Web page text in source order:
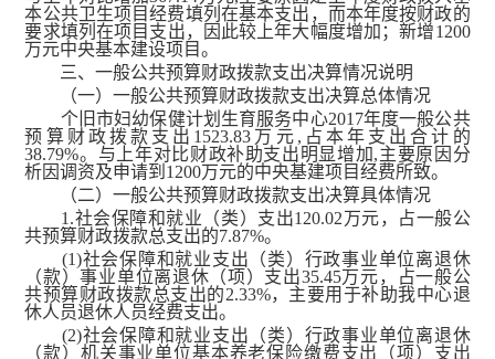
本公共卫生项目经费填列在基本支出，而本年度按财政的
要求填列在项目支出，因此较上年大幅度增加；新增1200
万元中央基本建设项目。
三、一般公共预算财政拨款支出决算情况说明
（一）一般公共预算财政拨款支出决算总体情况
个旧市妇幼保健计划生育服务中心2017年度一般公共
预算财政拨款支出1523.83万元,占本年支出合计的
38.79%。与上年对比财政补助支出明显增加,主要原因分
析因调资及申请到1200万元的中央基建项目经费所致。
（二）一般公共预算财政拨款支出决算具体情况
1.社会保障和就业（类）支出120.02万元，占一般公
共预算财政拨款总支出的7.87%。
(1)社会保障和就业支出（类）行政事业单位离退休
（款）事业单位离退休（项）支出35.45万元，占一般公
共预算财政拨款总支出的2.33%，主要用于补助我中心退
休人员退休人员经费支出。
(2)社会保障和就业支出（类）行政事业单位离退休
（款）机关事业单位基本养老保险缴费支出（项）支出